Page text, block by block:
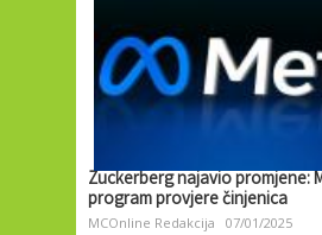
Zuckerberg najavio promjene:
program provjere činjenica
MCOnline Redakcija 07/01/2025